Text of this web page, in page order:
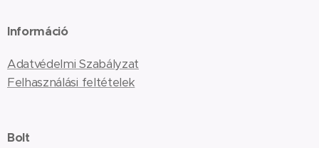
Információ
Adatvédelmi Szabályzat
Felhasználási feltételek
Bolt